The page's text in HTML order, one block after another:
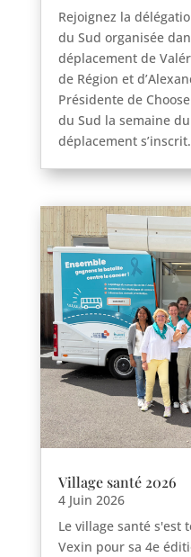
Haravilliers
Le Bellay-en-vexin
Le Heaulme
Le Perchay
Longuesse
Marines
Montgeroult
Moussy
Neuilly-en-vexin
Nucourt
Sagy
Santeuil
Seraincourt
Themericourt
Theuville
Us
Vigny
Rejoignez la
du Sud organisée
déplacement de
de Région et
Présidente de
du Sud la semaine
déplacement
Village santé 2026
4 Juin 2026
Le village santé s'est
Vexin pour sa 4e